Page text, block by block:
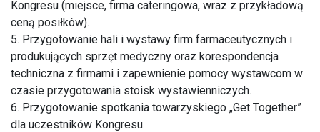
Kongresu (miejsce, firma cateringowa, wraz z przykładową
ceną posiłków).
5. Przygotowanie hali i wystawy firm farmaceutycznych i
produkujących sprzęt medyczny oraz korespondencja
techniczna z firmami i zapewnienie pomocy wystawcom w
czasie przygotowania stoisk wystawienniczych.
6. Przygotowanie spotkania towarzyskiego „Get Together”
dla uczestników Kongresu.